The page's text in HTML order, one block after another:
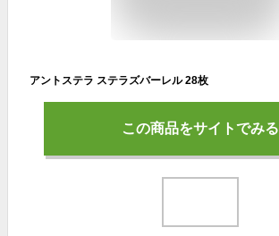
アントステラ ステラズバーレル 28枚
この商品をサイトでみる